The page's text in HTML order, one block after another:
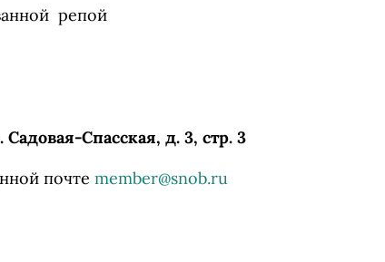
репой
Спасская, д. 3, стр. 3
почте member@snob.ru